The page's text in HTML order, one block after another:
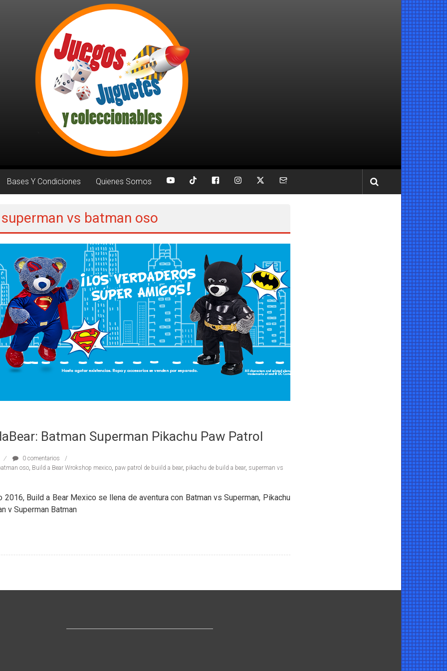
Bases Y Condiciones Quienes Somos
vs batman oso
Batman Superman Pikachu Paw Patrol
0 comentarios
oso, Build a Bear Wrokshop mexico, paw patrol de buiild a bear, pikachu de build a bear, superman vs
2016, Build a Bear Mexico se llena de aventura con Batman vs Superman, Pikachu
v Superman Batman